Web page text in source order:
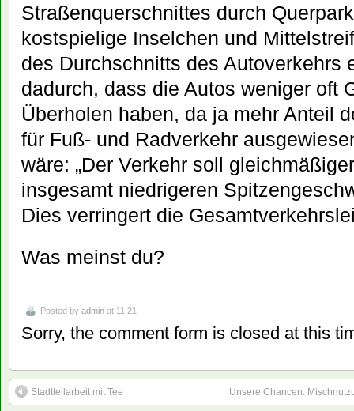
Straßenquerschnittes durch
kostspielige Inselchen und
des Durchschnitts des Autoverkehrs
dadurch, dass die Autos weniger oft
Überholen haben, da ja mehr Anteil
für Fuß- und Radverkehr
wäre: „Der Verkehr soll
insgesamt niedrigeren
Dies verringert die
Was meinst du?
Posted by admin at 11:21
Sorry, the comment form is closed at this
Stadtteilarbeit mit Tee Unsere Chancen: